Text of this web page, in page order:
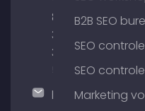
89
380
375
B2B SEO
SEO controle
SEO controle
Marketing